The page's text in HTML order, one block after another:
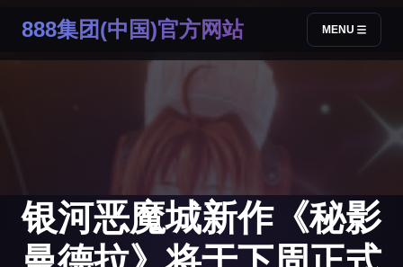
888集团(中国)官方网站 MENU
银河恶魔城新作《秘影